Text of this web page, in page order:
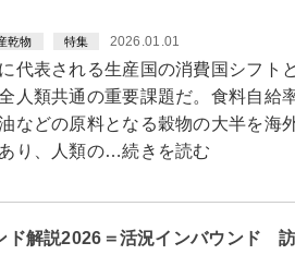
乾物 特集 2026.01.01
表される生産国の消費国シフト
人類共通の重要課題だ。食料自給
などの原料となる穀物の大半を海
り、人類の…続きを読む
ド解説2026＝活況インバウンド